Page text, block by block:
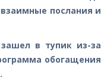
послания и
в тупик из-за
обогащения